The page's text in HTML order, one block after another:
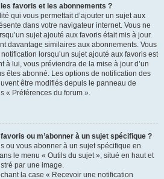
favoris et les abonnements ?
qui vous permettait d’ajouter un sujet aux
dans votre navigateur internet. Vous ne
sujet ajouté aux favoris était mis à jour.
davantage similaires aux abonnements. Vous
lorsqu’un sujet ajouté aux favoris est
à lui, vous préviendra de la mise à jour d’un
êtes abonné. Les options de notification des
être modifiés depuis le panneau de
« Préférences du forum ».
ou m’abonner à un sujet spécifique ?
ou vous abonner à un sujet spécifique en
le menu « Outils du sujet », situé en haut et
par une image.
la case « Recevoir une notification